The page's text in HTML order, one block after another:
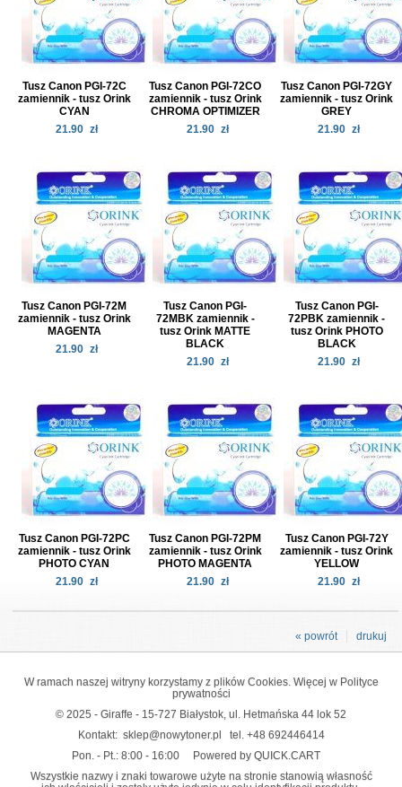
Tusz Canon PGI-72C
zamiennik - tusz Orink
CYAN
21.90 zł
Tusz Canon PGI-72CO
zamiennik - tusz Orink
CHROMA OPTIMIZER
21.90 zł
Tusz Canon PGI-72GY
zamiennik - tusz Orink
GREY
21.90 zł
Tusz Canon PGI-72M
zamiennik - tusz Orink
MAGENTA
21.90 zł
Tusz Canon PGI-
72MBK zamiennik -
tusz Orink MATTE
BLACK
21.90 zł
Tusz Canon PGI-
72PBK zamiennik -
tusz Orink PHOTO
BLACK
21.90 zł
Tusz Canon PGI-72PC
zamiennik - tusz Orink
PHOTO CYAN
21.90 zł
Tusz Canon PGI-72PM
zamiennik - tusz Orink
PHOTO MAGENTA
21.90 zł
Tusz Canon PGI-72Y
zamiennik - tusz Orink
YELLOW
21.90 zł
drukuj
« powrót
W ramach naszej witryny korzystamy z plików Cookies. Więcej w Polityce
prywatności
© 2025 - Giraffe - 15-727 Białystok, ul. Hetmańska 44 lok 52
Kontakt: sklep@nowytoner.pl tel. +48 692446414
Pon. - Pt.: 8:00 - 16:00
Powered by QUICK.CART
Wszystkie nazwy i znaki towarowe użyte na stronie stanowią własność